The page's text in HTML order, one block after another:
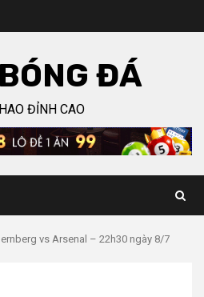
ĐÁ
ĐỈNH CAO
vs Arsenal – 22h30 ngày 8/7